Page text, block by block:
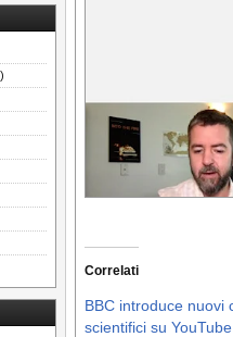
Correlati
BBC introduce nuovi
scientifici su YouTube